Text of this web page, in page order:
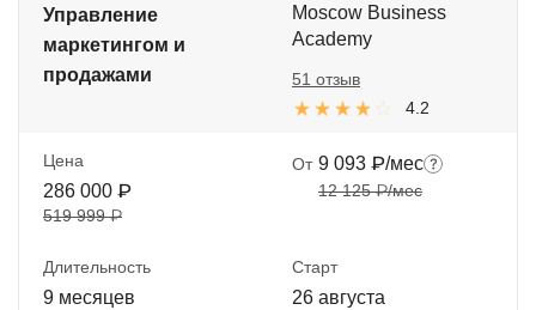
Управление
маркетингом и
продажами
Moscow Business
Academy
4.2
51 отзыв
Цена
286 000 ₽
519 999 ₽
От 9 093 ₽/мес
12 125 ₽/мес
Длительность
9 месяцев
Старт
26 августа